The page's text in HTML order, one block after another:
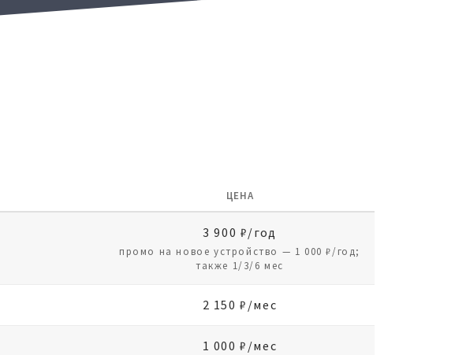
ЦЕНА
3 900 ₽/год
промо на новое устройство — 1 000 ₽/год;
также 1/3/6 мес
2 150 ₽/мес
1 000 ₽/мес